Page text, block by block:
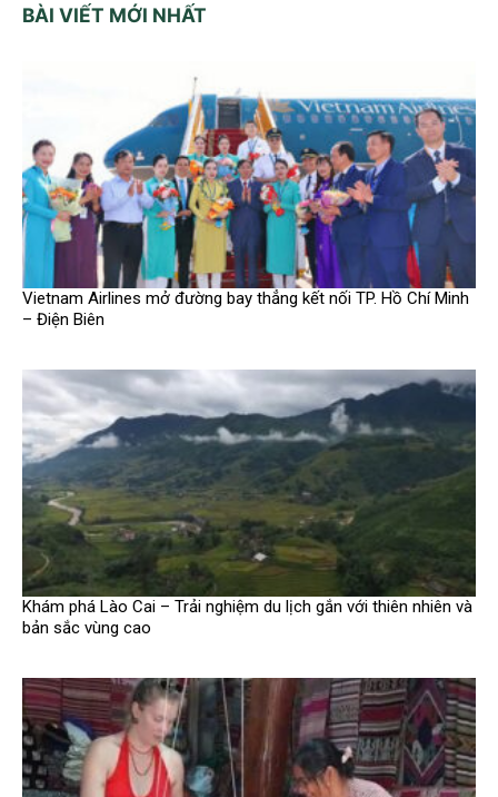
BÀI VIẾT MỚI NHẤT
Vietnam Airlines mở đường bay thẳng kết nối TP. Hồ Chí Minh
– Điện Biên
Khám phá Lào Cai – Trải nghiệm du lịch gắn với thiên nhiên và
bản sắc vùng cao